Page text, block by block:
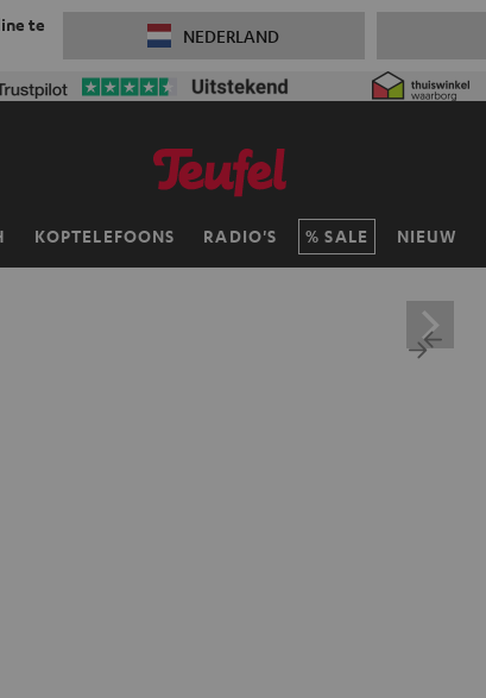
te
NEDERLAND
KOPTELEFOONS RADIO'S SALE NIEUW